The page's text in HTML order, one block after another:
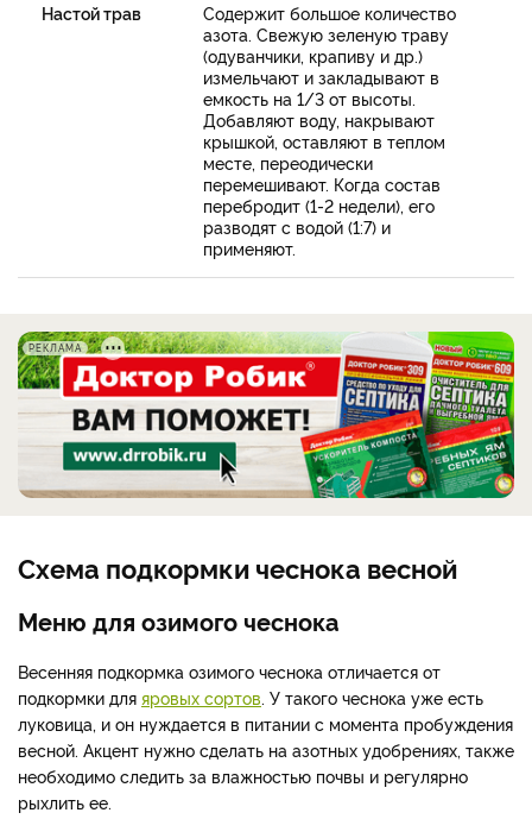
Настой трав
Содержит большое количество
азота. Свежую зеленую траву
(одуванчики, крапиву и др.)
измельчают и закладывают в
емкость на 1/3 от высоты.
Добавляют воду, накрывают
крышкой, оставляют в теплом
месте, переодически
перемешивают. Когда состав
перебродит (1-2 недели), его
разводят с водой (1:7) и
применяют.
РЕКЛАМА
Схема подкормки чеснока весной
Меню для озимого чеснока
Весенняя подкормка озимого чеснока отличается от
подкормки для яровых сортов . У такого чеснока уже есть
луковица, и он нуждается в питании с момента пробуждения
весной. Акцент нужно сделать на азотных удобрениях, также
необходимо следить за влажностью почвы и регулярно
рыхлить ее.